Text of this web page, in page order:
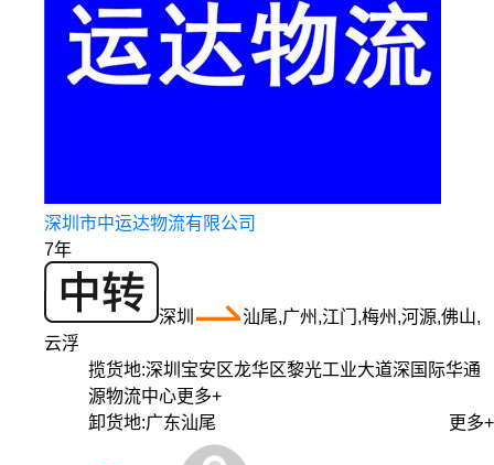
深圳市中运达物流有限公司
7年
深圳
汕尾,广州,江门,梅州,河源,佛山,
云浮
揽货地:深圳宝安区龙华区黎光工业大道深国际华通
源物流中心更多+
卸货地:广东汕尾 更多+